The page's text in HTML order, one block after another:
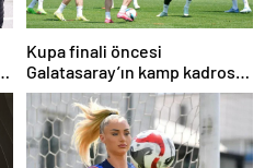
Kupa finali öncesi
Galatasaray’ın kamp kadrosu
belli oldu!